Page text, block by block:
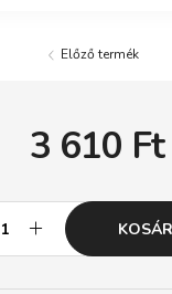
Előző termék
3 610 Ft